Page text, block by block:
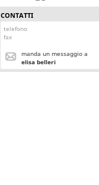
CONTATTI
telefono
fax
manda un messaggio a
elisa belleri